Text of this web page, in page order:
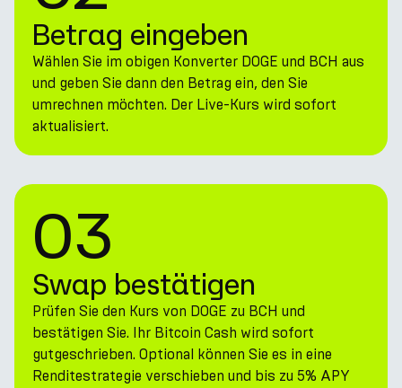
Betrag eingeben
Wählen Sie im obigen Konverter DOGE und BCH aus
und geben Sie dann den Betrag ein, den Sie
umrechnen möchten. Der Live-Kurs wird sofort
aktualisiert.
03
Swap bestätigen
Prüfen Sie den Kurs von DOGE zu BCH und
bestätigen Sie. Ihr Bitcoin Cash wird sofort
gutgeschrieben. Optional können Sie es in eine
Renditestrategie verschieben und bis zu 5% APY